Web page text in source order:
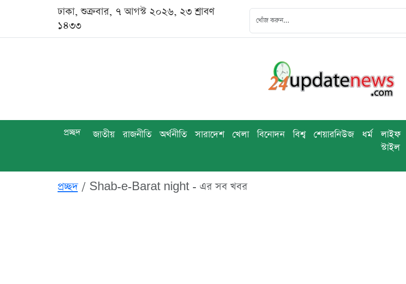
ঢাকা, শুক্রবার, ৭ আগস্ট ২০২৬, ২৩ শ্রাবণ
১৪৩৩
প্রচ্ছদ জাতীয় রাজনীতি অর্থনীতি সারাদেশ খেলা বিনোদন বিশ্ব শেয়ারনিউজ ধর্ম
লাইফ
স্টাইল
প্রচ্ছদ Shab-e-Barat night - এর সব খবর